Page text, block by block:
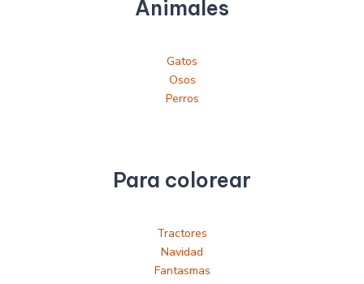
Animales
Gatos
Osos
Perros
Para colorear
Tractores
Navidad
Fantasmas